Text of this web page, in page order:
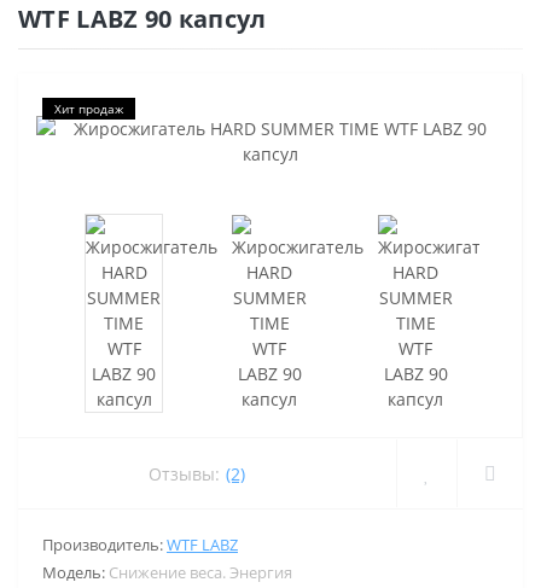
WTF LABZ 90 капсул
Хит продаж
Отзывы: (2)
Производитель:WTF LABZ
Модель: Снижение веса. Энергия